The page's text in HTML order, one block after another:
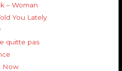
– Woman
You Lately
quitte pas
Now